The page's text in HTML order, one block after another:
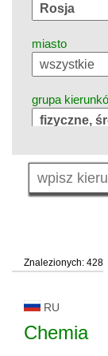
miasto
grupa
język
status uczelni
Znalezionych: 428
RU
Chemia